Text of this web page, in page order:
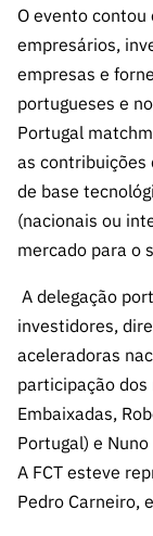
O evento
empresários,
empresas e
portugueses e
Portugal
as contribuições
de base
(nacionais ou
mercado para o
A delegação
investidores,
aceleradoras
participação
Embaixadas,
Portugal) e
A FCT esteve
Pedro Carneiro,